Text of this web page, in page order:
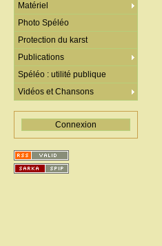
Matériel
Photo Spéléo
Protection du karst
Publications
Spéléo : utilité publique
Vidéos et Chansons
Connexion